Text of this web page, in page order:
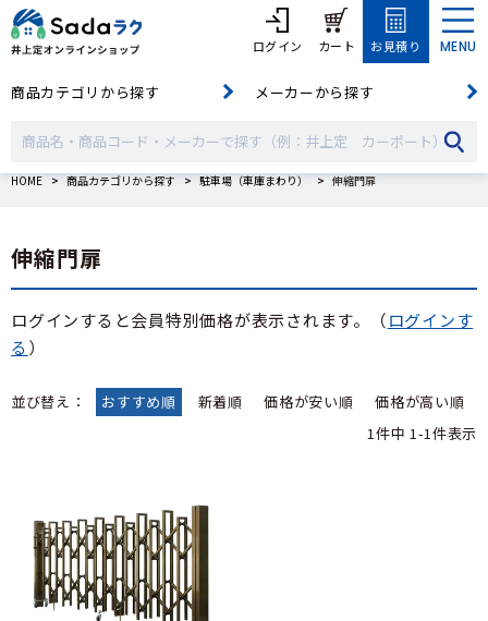
ログイン カート お見積り MENU
商品カテゴリから探す メーカーから探す
HOME 商品カテゴリから探す 駐車場（車庫まわり） 伸縮門扉
伸縮門扉
ログインすると会員特別価格が表示されます。（ログインす
る）
並び替え おすすめ順 新着順 価格が安い順
価格が高い順
1件中 1-1件表示